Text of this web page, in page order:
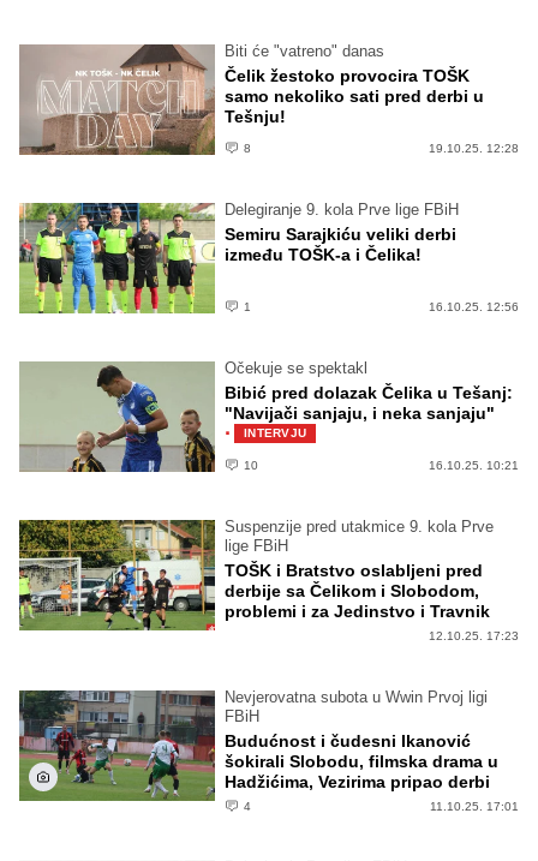
Biti će "vatreno" danas
Čelik žestoko provocira TOŠK
samo nekoliko sati pred derbi u
Tešnju!
8 19.10.25. 12:28
Delegiranje 9. kola Prve lige FBiH
Semiru Sarajkiću veliki derbi
između TOŠK-a i Čelika!
1 16.10.25. 12:56
Očekuje se spektakl
Bibić pred dolazak Čelika u Tešanj:
"Navijači sanjaju, i neka sanjaju"
· INTERVJU
10 16.10.25. 10:21
Suspenzije pred utakmice 9. kola Prve
lige FBiH
TOŠK i Bratstvo oslabljeni pred
derbije sa Čelikom i Slobodom,
problemi i za Jedinstvo i Travnik
12.10.25. 17:23
Nevjerovatna subota u Wwin Prvoj ligi
FBiH
Budućnost i čudesni Ikanović
šokirali Slobodu, filmska drama u
Hadžićima, Vezirima pripao derbi
4 11.10.25. 17:01